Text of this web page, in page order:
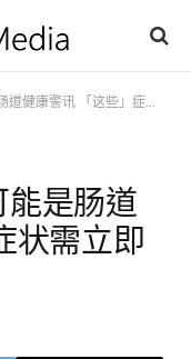
警讯 「这些」症状需立即就医
是肠道
状需立即